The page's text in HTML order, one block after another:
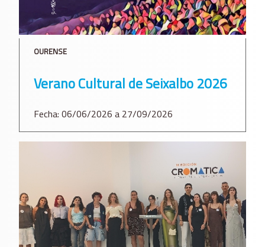
OURENSE
Verano Cultural de Seixalbo 2026
Fecha: 06/06/2026 a 27/09/2026